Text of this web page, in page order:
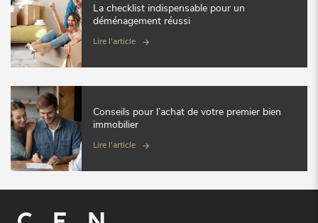
La checklist indispensable pour un
déménagement réussi
Lire l'article
Conseils pour l’achat de votre premier bien
immobilier
Lire l'article